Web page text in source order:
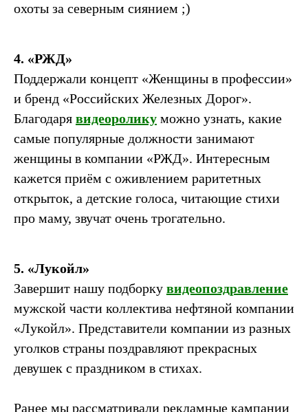
охоты за северным сиянием ;)
4. «РЖД»
Поддержали концепт «Женщины в профессии»
и бренд «Российских Железных Дорог».
Благодаря видеоролику можно узнать, какие
самые популярные должности занимают
женщины в компании «РЖД». Интересным
кажется приём с оживлением раритетных
открыток, а детские голоса, читающие стихи
про маму, звучат очень трогательно.
5. «Лукойл»
Завершит нашу подборку видеопоздравление
мужской части коллектива нефтяной компании
«Лукойл». Представители компании из разных
уголков страны поздравляют прекрасных
девушек с праздником в стихах.
Ранее мы рассматривали рекламные кампании